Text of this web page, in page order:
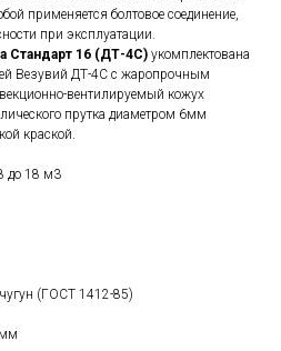
применяется болтовое соединение,
при эксплуатации.
Стандарт 16 (ДТ-4С) укомплектована
Везувий ДТ-4С с жаропрочным
вентилируемый кожух
прутка диаметром 6мм
краской.
до 18 м3
(ГОСТ 1412-85)